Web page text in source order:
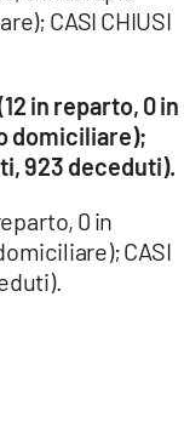
CASI CHIUSI
in reparto, 0 in
domiciliare);
923 deceduti).
0 in
CASI